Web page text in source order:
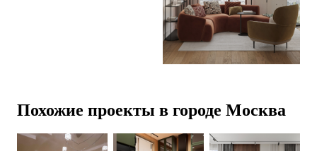
Похожие проекты в городе Москва